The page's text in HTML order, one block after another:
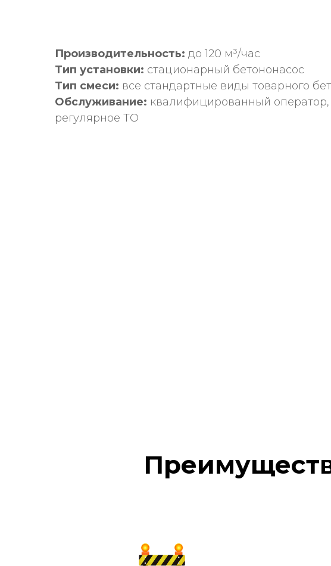
Производительность: до 120 м³/час
Тип установки: стационарный бетононасос
Тип смеси: все стандартные виды товарного
Обслуживание: квалифицированный оператор,
регулярное ТО